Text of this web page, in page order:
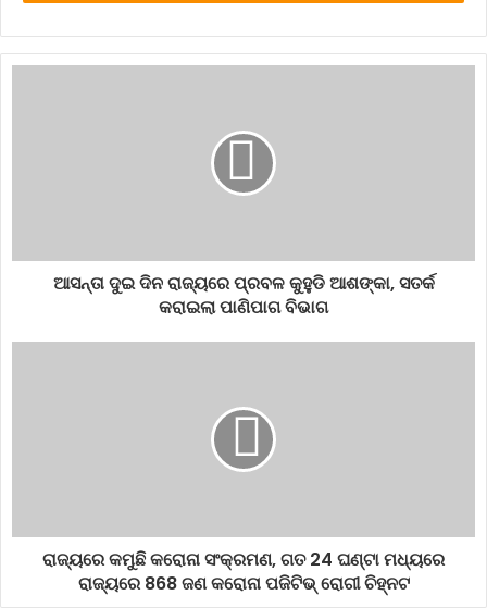
ଆସନ୍ତା ଦୁଇ ଦିନ ରାଜ୍ୟରେ ପ୍ରବଳ କୁହୁଡି ଆଶଙ୍କା, ସତର୍କ
କରାଇଲା ପାଣିପାଗ ବିଭାଗ
ରାଜ୍ୟରେ କମୁଛି କରୋନା ସଂକ୍ରମଣ, ଗତ 24 ଘଣ୍ଟା ମଧ୍ୟରେ
ରାଜ୍ୟରେ 868 ଜଣ କରୋନା ପଜିଟିଭ୍ ରୋଗୀ ଚିହ୍ନଟ